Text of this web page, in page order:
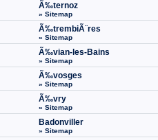
Ã‰ternoz
» Sitemap
Ã‰trembiÃ¨res
» Sitemap
Ã‰vian-les-Bains
» Sitemap
Ã‰vosges
» Sitemap
Ã‰vry
» Sitemap
Badonviller
» Sitemap